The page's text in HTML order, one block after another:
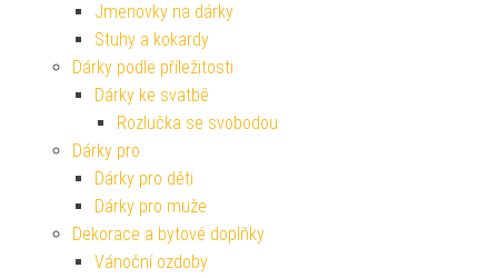
Jmenovky na dárky
Stuhy a kokardy
Dárky podle příležitosti
Dárky ke svatbě
Rozlučka se svobodou
Dárky pro
Dárky pro děti
Dárky pro muže
Dekorace a bytové doplňky
Vánoční ozdoby